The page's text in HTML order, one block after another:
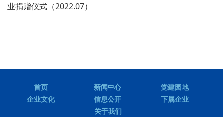
业捐赠仪式（2022.07）
首页 新闻中心
党建园地
企业文化
信息公开
下属企业
关于我们